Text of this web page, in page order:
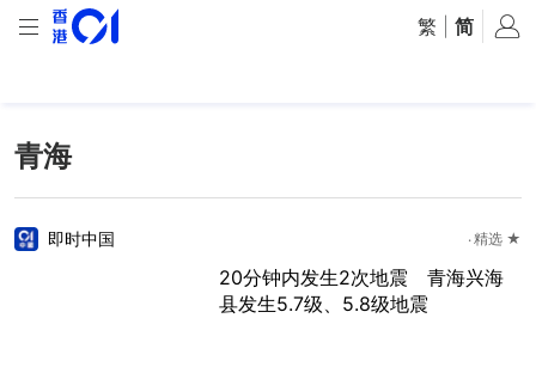
繁 简
青海
即时中国 精选 ★
20分钟内发生2次地震 青海兴海
县发生5.7级、5.8级地震